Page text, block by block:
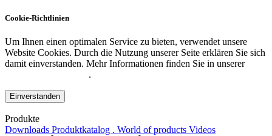
Cookie-Richtlinien
Um Ihnen einen optimalen Service zu bieten, verwendet unsere
Website Cookies. Durch die Nutzung unserer Seite erklären Sie sich
damit einverstanden. Mehr Informationen finden Sie in unserer
.
Einverstanden
Produkte
Downloads Produktkatalog . World of products Videos